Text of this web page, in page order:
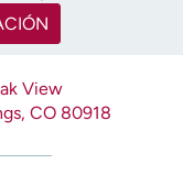
View
, CO 80918